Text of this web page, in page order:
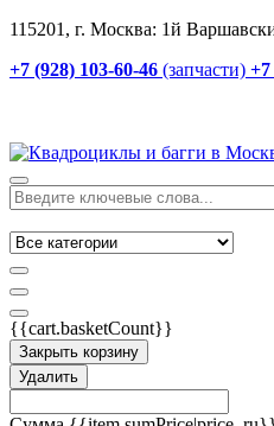
115201, г. Москва: 1й
+7 (928) 103-60-46 (запчасти) +7
{{cart.basketCount}}
Закрыть корзину
Удалить